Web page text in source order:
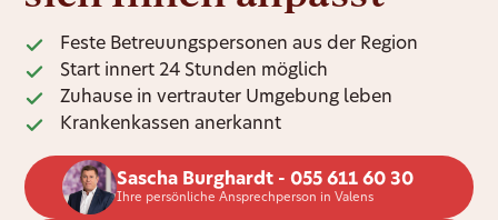
Feste Betreuungspersonen aus der Region
Start innert 24 Stunden möglich
Zuhause in vertrauter Umgebung leben
Krankenkassen anerkannt
Sascha Burghardt - 055 611 60 30
Ihre persönliche Ansprechperson in Valens